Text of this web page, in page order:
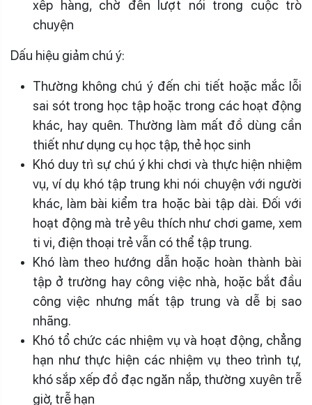
xếp hàng, chờ đến lượt nói trong cuộc trò
chuyện
Dấu hiệu giảm chú ý:
Thường không chú ý đến chi tiết hoặc mắc lỗi
sai sót trong học tập hoặc trong các hoạt động
khác, hay quên. Thường làm mất đồ dùng cần
thiết như dụng cụ học tập, thẻ học sinh
Khó duy trì sự chú ý khi chơi và thực hiện nhiệm
vụ, ví dụ khó tập trung khi nói chuyện với người
khác, làm bài kiểm tra hoặc bài tập dài. Đối với
hoạt động mà trẻ yêu thích như chơi game, xem
ti vi, điện thoại trẻ vẫn có thể tập trung.
Khó làm theo hướng dẫn hoặc hoàn thành bài
tập ở trường hay công việc nhà, hoặc bắt đầu
công việc nhưng mất tập trung và dễ bị sao
nhãng.
Khó tổ chức các nhiệm vụ và hoạt động, chẳng
hạn như thực hiện các nhiệm vụ theo trình tự,
khó sắp xếp đồ đạc ngăn nắp, thường xuyên trễ
giờ, trễ hạn